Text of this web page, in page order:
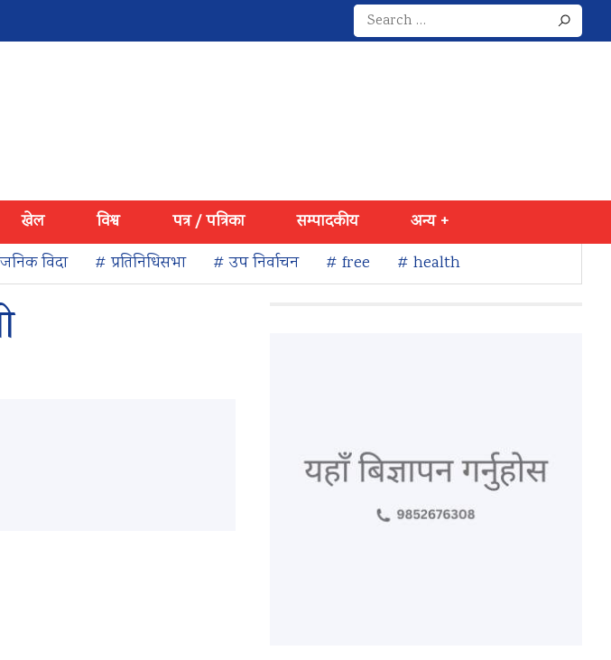
Search
for:
खेल विश्व पत्र / पत्रिका सम्पादकीय
अन्य +
विदा # प्रतिनिधिसभा # उप निर्वाचन # free # health